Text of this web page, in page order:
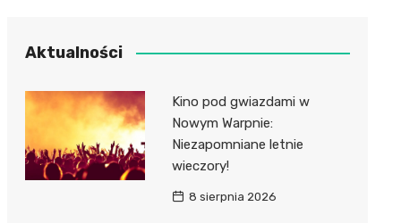
Szpital Wojskowy w
Publiczny
Zakład
Zdrowotnej
Publiczny
Aktualności
Kino pod gwiazdami w
Nowym Warpnie:
Niezapomniane letnie
wieczory!
8 sierpnia 2026